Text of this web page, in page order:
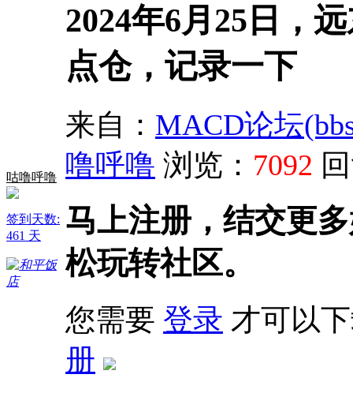
咕噜呼噜
签到天数:
461 天
2024年6月25日，
点仓，记录一下
来自： MACD论坛
噜呼噜 浏览： 7092
马上注册，结交更
松玩转社区。
您需要 登录 才可以
册